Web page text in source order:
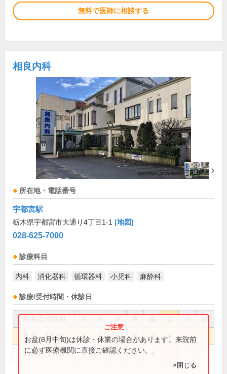
無料で医師に相談する
相良内科
所在地・電話番号
宇都宮駅
栃木県宇都宮市大通り4丁目1-1 [地図]
028-625-7000
診療科目
内科 消化器科 循環器科 小児科 麻酔科
診療/受付時間・休診日
祝
8:30～13:00 ● ● ● ● ●
15:00～17:30 ● ● ● ●
お盆(8月中旬)は休診・休業の場合があります。来院前
に必ず医療機関に直接ご確認ください。
×閉じる